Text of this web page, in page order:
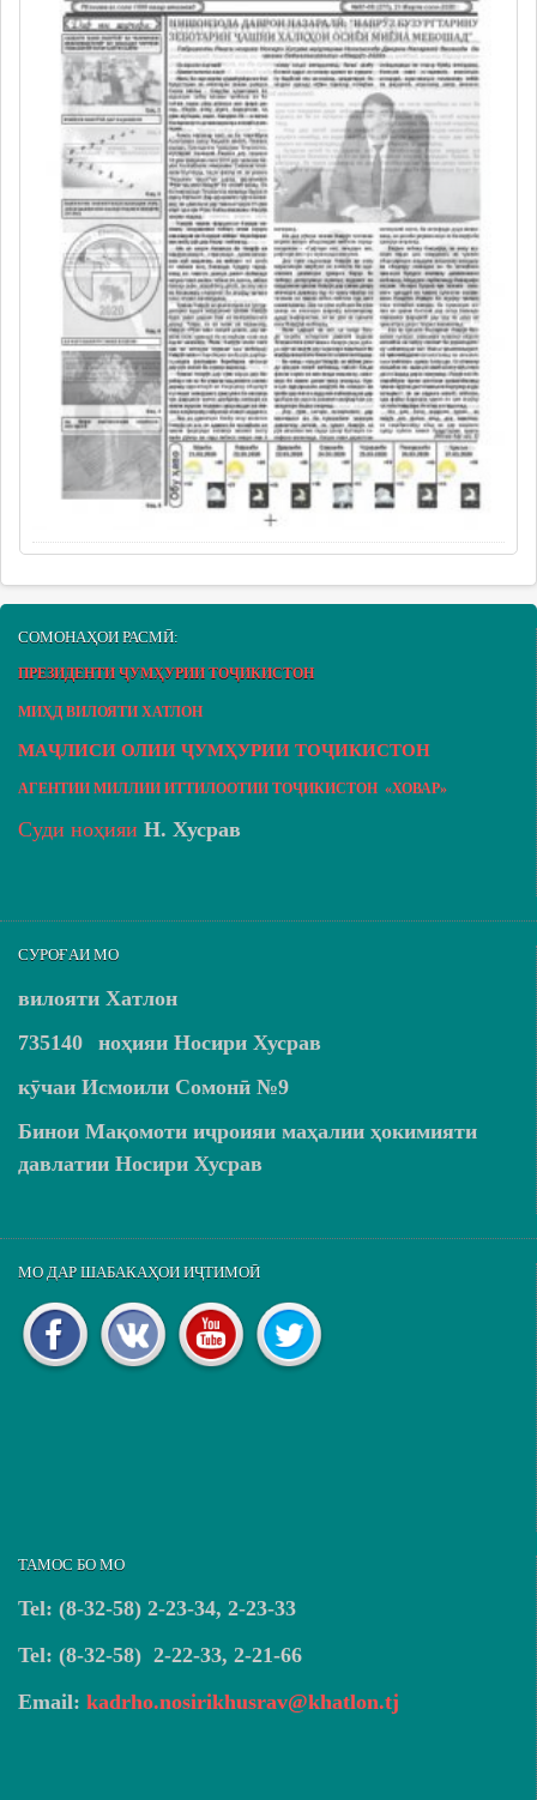
СОМОНАҲОИ РАСМӢ:
ПРЕЗИДЕНТИ ҶУМҲУРИИ ТОҶИКИСТОН
МИҲД ВИЛОЯТИ ХАТЛОН
МАҶЛИСИ ОЛИИ ҶУМҲУРИИ ТОҶИКИСТОН
АГЕНТИИ МИЛЛИИ ИТТИЛООТИИ ТОҶИКИСТОН «ХОВАР»
Суди ноҳияи Н. Хусрав
СУРОҒАИ МО
вилояти Хатлон
735140
ноҳияи Носири Хусрав
кӯчаи Исмоили Сомонӣ №9
Бинои Мақомоти иҷроияи маҳалии ҳокимияти
давлатии Носири Хусрав
МО ДАР ШАБАКАҲОИ ИҶТИМОӢ
ТАМОС БО МО
Tel: (8-32-58) 2-23-34, 2-23-33
Tel: (8-32-58) 2-22-33, 2-21-66
Email: kadrho.nosirikhusrav@khatlon.tj